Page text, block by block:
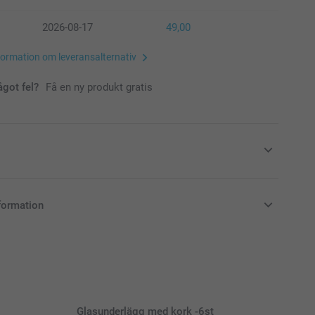
2026-08-17 49,00
om leveransalternativ
fel? Få en ny produkt gratis
en extra festlig look eller en
stilfull look med gnistrande eller matt
Glasunderlägg med kork -6st